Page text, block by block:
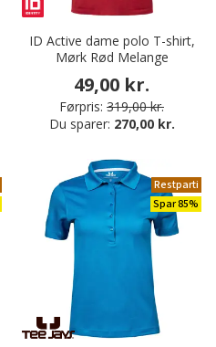
ID Active dame polo T-shirt,
Mørk Rød Melange
49,00 kr.
Førpris: 319,00 kr.
Du sparer: 270,00 kr.
Restparti
Spar 85%